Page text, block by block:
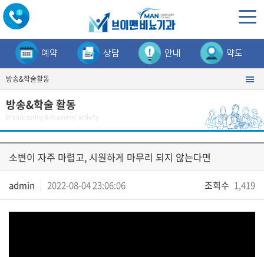
예약 상담 안내 약도
방송&학술활동
방송&학술 활동
Broadcasting & Academic activity
소변이 자주 마렵고, 시원하게 마무리 되지 않는다면
admin 2022-08-04 23:06:06 조회수 1,419